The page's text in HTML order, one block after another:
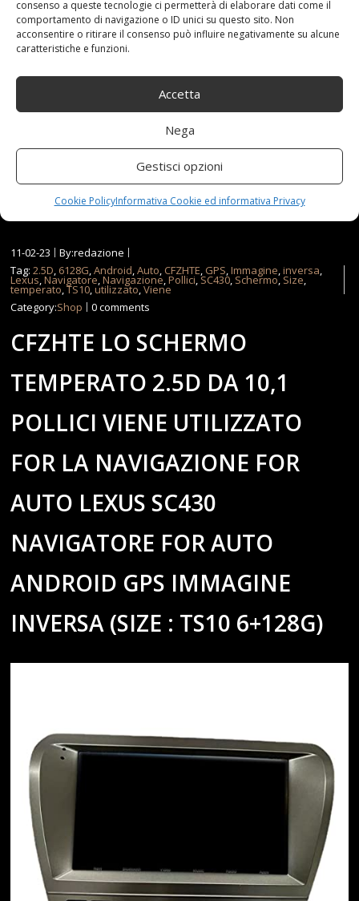
consenso a queste tecnologie ci permetterà di elaborare dati come il
comportamento di navigazione o ID unici su questo sito. Non
acconsentire o ritirare il consenso può influire negativamente su alcune
caratteristiche e funzioni.
Accetta
Nega
Gestisci opzioni
Cookie PolicyInformativa Cookie ed informativa Privacy
Funzionamento multi-touch.SCHERMO ANTI GRAFFIO:
schermo ultra chiaro sensibile al toccoMobile
Connessione cablata USB Connessione Bluetooth WIFI.
Prezzo: [price_with_discount](alla data del
[price_update_date] - Dettagli)
11-02-23
By:redazione
Tag:2.5D, 6128G,Android,Auto, CFZHTE, GPS,Immagine,inversa,
Lexus,Navigatore,Navigazione,Pollici,SC430, Schermo, Size,
temperato,TS10,utilizzato,Viene
Category:Shop 0 comments
CFZHTE LO SCHERMO
TEMPERATO 2.5D DA 10,1
POLLICI VIENE UTILIZZATO
FOR LA NAVIGAZIONE FOR
AUTO LEXUS SC430
NAVIGATORE FOR AUTO
ANDROID GPS IMMAGINE
INVERSA (SIZE : TS10 6+128G)